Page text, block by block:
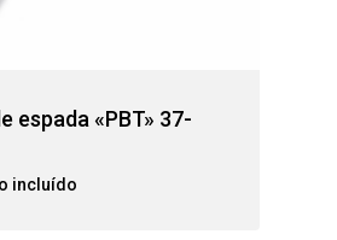
espada «PBT» 37-
incluído